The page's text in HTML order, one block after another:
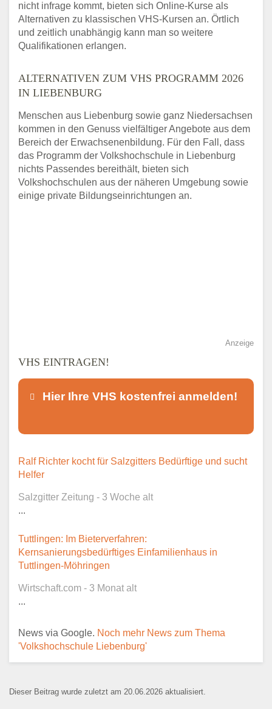
nicht infrage kommt, bieten sich Online-Kurse als
Alternativen zu klassischen VHS-Kursen an. Örtlich
und zeitlich unabhängig kann man so weitere
Qualifikationen erlangen.
ALTERNATIVEN ZUM VHS PROGRAMM 2026
IN LIEBENBURG
Menschen aus Liebenburg sowie ganz Niedersachsen
kommen in den Genuss vielfältiger Angebote aus dem
Bereich der Erwachsenenbildung. Für den Fall, dass
das Programm der Volkshochschule in Liebenburg
nichts Passendes bereithält, bieten sich
Volkshochschulen aus der näheren Umgebung sowie
einige private Bildungseinrichtungen an.
Anzeige
VHS EINTRAGEN!
Hier Ihre VHS kostenfrei anmelden!
Dieser Teil dient lediglich zur
Ansprechpartner*
Name der Bildungseinrichtung*
Ralf Richter kocht für Salzgitters Bedürftige und sucht
Helfer
Salzgitter Zeitung - 3 Woche alt
...
Tuttlingen: Im Bieterverfahren:
Kernsanierungsbedürftiges Einfamilienhaus in
Tuttlingen-Möhringen
Wirtschaft.com - 3 Monat alt
...
News via Google. Noch mehr News zum Thema
'Volkshochschule Liebenburg'
Dieser Beitrag wurde zuletzt am 20.06.2026 aktualisiert.